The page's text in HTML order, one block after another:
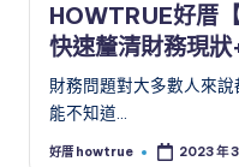
HOWTRUE好厝
快速釐清財務現
財務問題對大多數人來
能不知道…
Posted
好厝 howtrue 2023 年 3